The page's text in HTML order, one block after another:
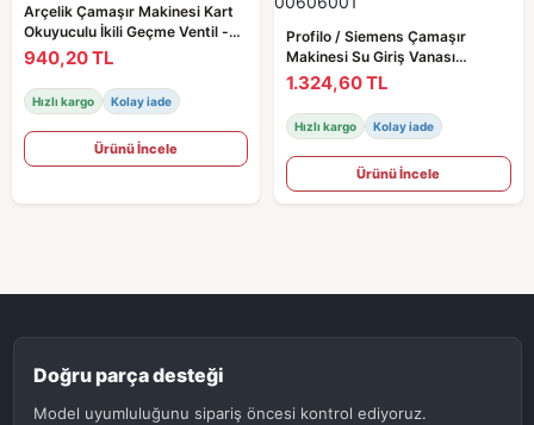
Arçelik Çamaşır Makinesi Kart
Okuyuculu İkili Geçme Ventil -
2841020100 Orjinal
940,20 TL
Hızlı kargo Kolay iade
Ürünü İncele
Profilo / Siemens Çamaşır
Makinesi Su Giriş Vanası
Okuyucu Sensörlü / Ventili -
00606001
1.324,60 TL
Hızlı kargo Kolay iade
Ürünü İncele
Doğru parça desteği
Model uyumluluğunu sipariş öncesi kontrol ediyoruz.